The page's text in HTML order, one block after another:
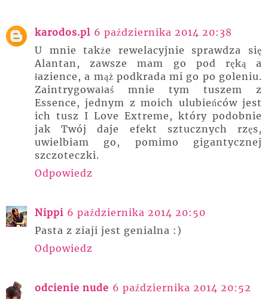
karodos.pl 6 października 2014 20:38
U mnie także rewelacyjnie sprawdza się
Alantan, zawsze mam go pod ręką a
łazience, a mąż podkrada mi go po goleniu.
Zaintrygowałaś mnie tym tuszem z
Essence, jednym z moich ulubieńców jest
ich tusz I Love Extreme, który podobnie
jak Twój daje efekt sztucznych rzęs,
uwielbiam go, pomimo gigantycznej
szczoteczki.
Odpowiedz
Nippi 6 października 2014 20:50
Pasta z ziaji jest genialna :)
Odpowiedz
odcienie nude 6 października 2014 20:52